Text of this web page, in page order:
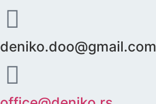
deniko.doo@gmail.com